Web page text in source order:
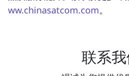
ww.chinasatcom.com。
联系